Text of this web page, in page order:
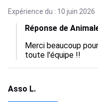
Expérience du : 10 juin 2026
Réponse de
Merci beaucoup
toute l'équipe !!
Asso L.